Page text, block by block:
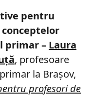
pentru
primar – Laura
, profesoare
la Braşov,
profesori de